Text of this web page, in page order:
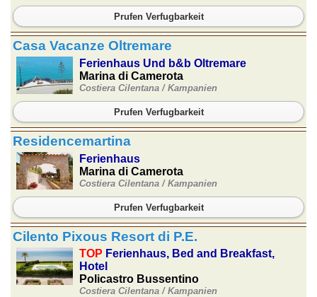
Prufen Verfugbarkeit
Casa Vacanze Oltremare
Ferienhaus Und b&b Oltremare
Marina di Camerota
Costiera Cilentana / Kampanien
Prufen Verfugbarkeit
Residencemartina
Ferienhaus
Marina di Camerota
Costiera Cilentana / Kampanien
Prufen Verfugbarkeit
Cilento Pixous Resort di P.E.
TOP Ferienhaus, Bed and Breakfast,
Hotel
Policastro Bussentino
Costiera Cilentana / Kampanien